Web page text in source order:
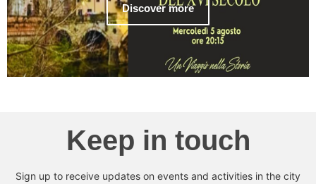
Discover more
Keep in touch
Sign up to receive updates on events and activities in the city